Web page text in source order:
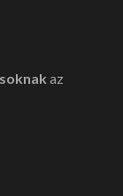
az